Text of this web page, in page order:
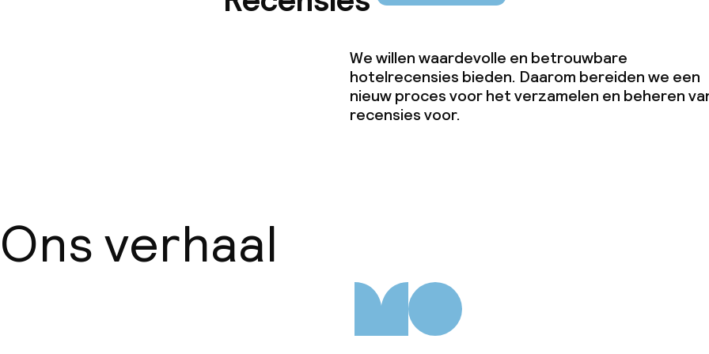
We willen waardevolle en betrouwbare
hotelrecensies bieden. Daarom bereiden we een
nieuw proces voor het verzamelen en beheren
recensies voor.
Ons verhaal